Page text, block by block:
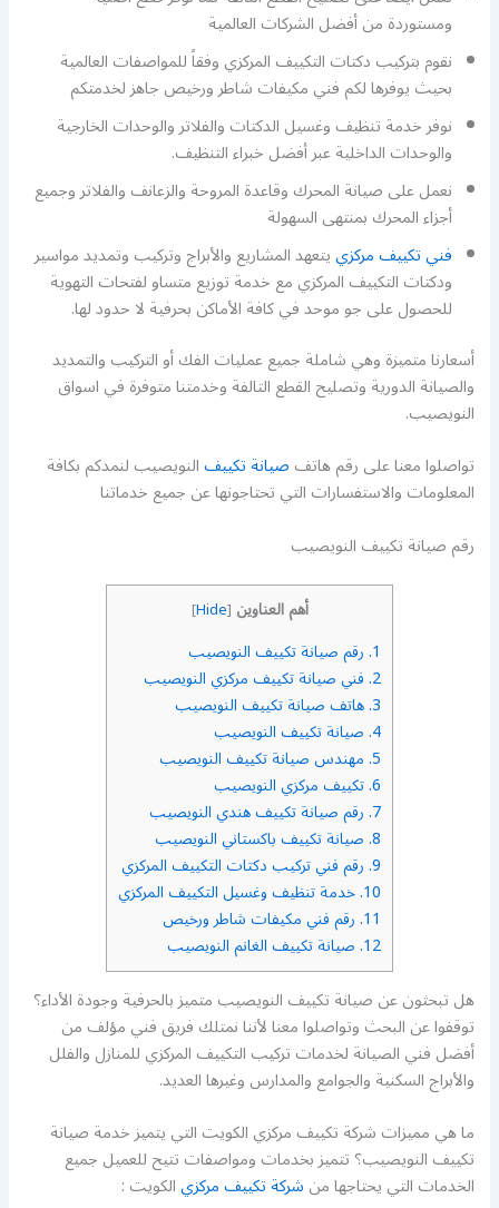
ومستوردة من أفضل الشركات العالمية
نقوم بتركيب دكتات التكييف المركزي وفقاً للمواصفات العالمية
بحيث يوفرها لكم فني مكيفات شاطر ورخيص جاهز لخدمتكم
نوفر خدمة تنظيف وغسيل الدكتات والفلاتر والوحدات الخارجية
والوحدات الداخلية عبر أفضل خبراء التنظيف.
نعمل على صيانة المحرك وقاعدة المروحة والزعانف والفلاتر وجميع
أجزاء المحرك بمنتهى السهولة
فني تكييف مركزييتعهد المشاريع والأبراج وتركيب وتمديد مواسير
ودكتات التكييف المركزي مع خدمة توزيع متساو لفتحات التهوية
للحصول على جو موحد في كافة الأماكن بحرفية لا حدود لها.
أسعارنا متميزة وهي شاملة جميع عمليات الفك أو التركيب والتمديد
والصيانة الدورية وتصليح القطع التالفة وخدمتنا متوفرة في اسواق
النويصيب.
تواصلوا معنا على رقم هاتفصيانة تكييفالنويصيب لنمدكم بكافة
المعلومات والاستفسارات التي تحتاجونها عن جميع خدماتنا
رقم صيانة تكييف النويصيب
أهم العناوين [
Hide
]
1. رقم صيانة تكييف النويصيب
2. فني صيانة تكييف مركزي النويصيب
3. هاتف صيانة تكييف النويصيب
4. صيانة تكييف النويصيب
5. مهندس صيانة تكييف النويصيب
6. تكييف مركزي النويصيب
7. رقم صيانة تكييف هندي النويصيب
8. صيانة تكييف باكستاني النويصيب
9. رقم فني تركيب دكتات التكييف المركزي
10. خدمة تنظيف وغسيل التكييف المركزي
11. رقم فني مكيفات شاطر ورخيص
12. صيانة تكييف الغانم النويصيب
هل تبحثون عن صيانة تكييف النويصيب متميز بالحرفية وجودة الأداء؟
توقفوا عن البحث وتواصلوا معنا لأننا نمتلك فريق فني مؤلف من
أفضل فني الصيانة لخدمات تركيب التكييف المركزي للمنازل والفلل
والأبراج السكنية والجوامع والمدارس وغيرها العديد.
ما هي مميزات شركة تكييف مركزي الكويت التي يتميز خدمة صيانة
تكييف النويصيب؟ تتميز بخدمات ومواصفات تتيح للعميل جميع
الخدمات التي يحتاجها منشركة تكييف مركزيالكويت :